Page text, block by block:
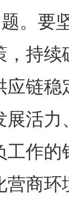
题。
，持
应链
展活
工作
营商